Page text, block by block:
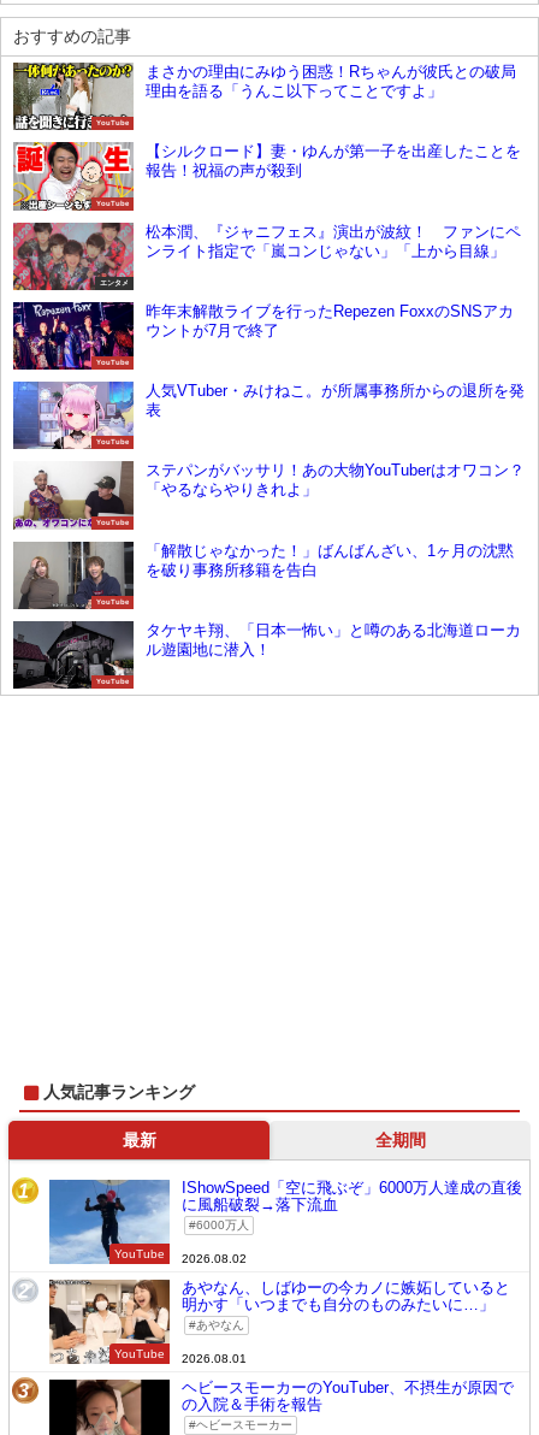
おすすめの記事
YouTube
まさかの理由にみゆう困惑！Rちゃんが彼氏との破局
理由を語る「うんこ以下ってことですよ」
YouTube
【シルクロード】妻・ゆんが第一子を出産したことを
報告！祝福の声が殺到
エンタメ
松本潤、『ジャニフェス』演出が波紋！ ファンにペ
ンライト指定で「嵐コンじゃない」「上から目線」
YouTube
昨年末解散ライブを行ったRepezen FoxxのSNSアカ
ウントが7月で終了
YouTube
人気VTuber・みけねこ。が所属事務所からの退所を発
表
YouTube
ステパンがバッサリ！あの大物YouTuberはオワコン？
「やるならやりきれよ」
YouTube
「解散じゃなかった！」ばんばんざい、1ヶ月の沈黙
を破り事務所移籍を告白
YouTube
タケヤキ翔、「日本一怖い」と噂のある北海道ローカ
ル遊園地に潜入！
人気記事ランキング
最新 全期間
1
YouTube
IShowSpeed「空に飛ぶぞ」6000万人達成の直後
に風船破裂→落下流血
6000万人
2026.08.02
2
YouTube
あやなん、しばゆーの今カノに嫉妬していると
明かす「いつまでも自分のものみたいに…」
あやなん
2026.08.01
3
ヘビースモーカーのYouTuber、不摂生が原因で
の入院＆手術を報告
ヘビースモーカー